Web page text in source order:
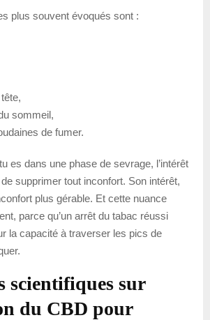
plus souvent évoqués sont :
sommeil,
de fumer.
es dans une phase de sevrage, l’intérêt
supprimer tout inconfort. Son intérêt,
plus gérable. Et cette nuance
parce qu’un arrêt du tabac réussi
la capacité à traverser les pics de
scientifiques sur
du CBD pour